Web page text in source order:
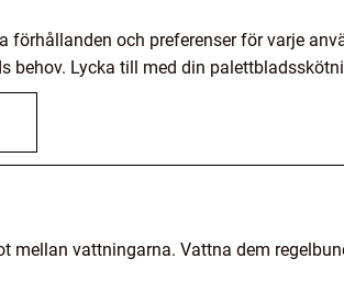
och preferenser för varje
behov. Lycka till med din
vattningarna. Vattna dem